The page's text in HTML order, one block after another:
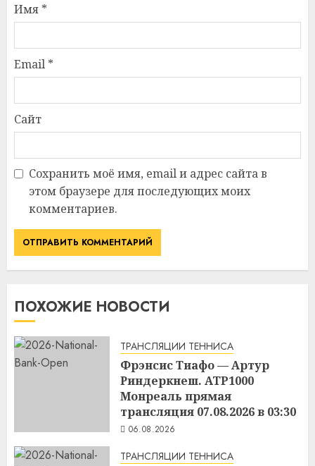
Имя *
Email *
Сайт
Сохранить моё имя, email и адрес сайта в
этом браузере для последующих моих
комментариев.
ПОХОЖИЕ НОВОСТИ
ТРАНСЛЯЦИИ ТЕННИСА
Фрэнсис Тиафо — Артур
Риндеркнеш. ATP1000
Монреаль прямая
трансляция 07.08.2026 в 03:30
06.08.2026
ТРАНСЛЯЦИИ ТЕННИСА